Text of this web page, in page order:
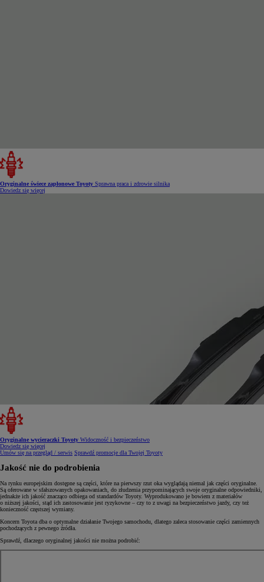
Oryginalne świece zapłonowe Toyoty Sprawna praca i zdrowie silnika
Dowiedz się więcej
Oryginalne wycieraczki Toyoty Widoczność i bezpieczeństwo
Dowiedz się więcej
Umów się na przegląd / serwis Sprawdź promocje dla Twojej Toyoty
Jakość nie do podrobienia
Na rynku europejskim dostępne są części, które na pierwszy rzut oka wyglądają niemal jak części oryginalne.
Są oferowane w sfałszowanych opakowaniach, do złudzenia przypominających swoje oryginalne odpowiedniki,
jednakże ich jakość znacząco odbiega od standardów Toyoty. Wyprodukowano je bowiem z materiałów
o niższej jakości, stąd ich zastosowanie jest ryzykowne – czy to z uwagi na bezpieczeństwo jazdy, czy też
konieczność częstszej wymiany.
Koncern Toyota dba o optymalne działanie Twojego samochodu, dlatego zaleca stosowanie części zamiennych
pochodzących z pewnego źródła.
Sprawdź, dlaczego oryginalnej jakości nie można podrobić: